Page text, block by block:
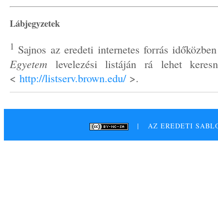
Lábjegyzetek
1 Sajnos az eredeti internetes forrás
Egyetem levelezési listáján rá lehet
< http://listserv.brown.edu/>.
| AZ EREDETI